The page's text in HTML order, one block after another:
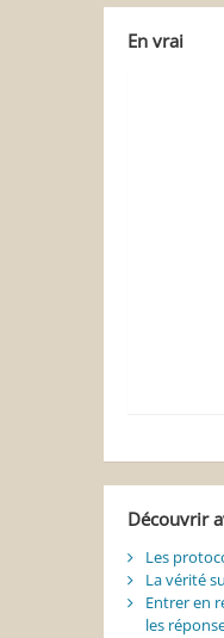
En vrai
Découvrir
Les
La vérité
Entrer en
les